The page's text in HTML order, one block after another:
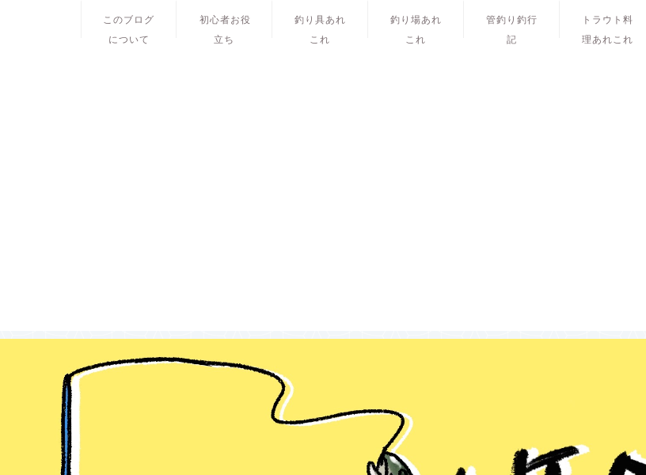
このブログ
について
初心者お役
立ち
釣り具あれ
これ
釣り場あれ
これ
管釣り釣行
記
トラウト料
理あれこれ